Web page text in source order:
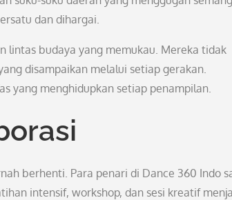
dan dihargai.
lintas budaya yang memukau. Mereka tidak
disampaikan melalui setiap gerakan.
yang menghidupkan setiap penampilan.
berhenti. Para penari di Dance 360 Indo
intensif, workshop, dan sesi kreatif